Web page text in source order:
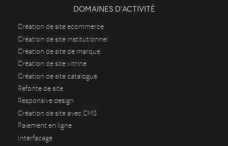
DOMAINES D'ACTIVITÉ
Création de site ecommerce
Création de site institutionnel
Création de site de marque
Création de site vitrine
Création de site catalogue
Refonte de site
Responsive design
Création de site avec CMS
Paiement en ligne
Interfacage